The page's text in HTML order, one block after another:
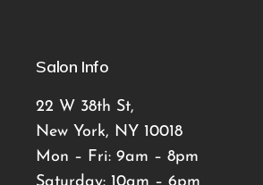
Salon Info
22 W 38th St,
New York, NY 10018
Mon – Fri: 9am – 8pm